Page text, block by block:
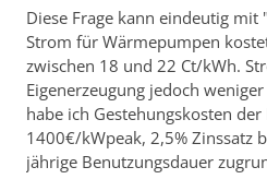
Diese Frage kann eindeutig
Strom für Wärmepumpen
zwischen 18 und 22 Ct/kWh.
Eigenerzeugung jedoch
habe ich Gestehungskosten der
1400€/kWpeak, 2,5% Zinssatz
jährige Benutzungsdauer